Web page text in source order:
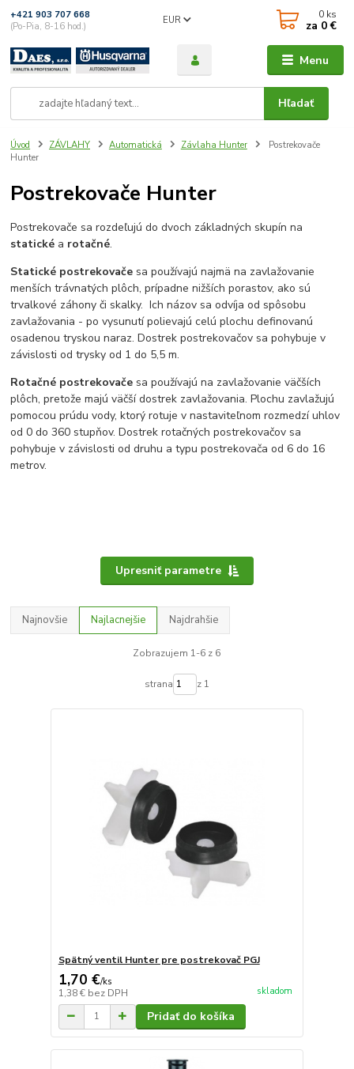
Menu
EUR
Hľadať
+421 903 707 668
(Po-Pia, 8-16 hod.)
0 ks
za 0 €
Úvod ZÁVLAHY Automatická Závlaha Hunter
Postrekovače
Hunter
Postrekovače Hunter
Postrekovače sa rozdeľujú do dvoch základných skupín na
statické a rotačné.
Statické postrekovače sa používajú najmä na zavlažovanie
menších trávnatých plôch, prípadne nižších porastov, ako sú
trvalkové záhony či skalky. Ich názov sa odvíja od spôsobu
zavlažovania - po vysunutí polievajú celú plochu definovanú
osadenou tryskou naraz. Dostrek postrekovačov sa pohybuje v
závislosti od trysky od 1 do 5,5 m.
Rotačné postrekovače sa používajú na zavlažovanie väčších
plôch, pretože majú väčší dostrek zavlažovania. Plochu zavlažujú
pomocou prúdu vody, ktorý rotuje v nastaviteľnom rozmedzí uhlov
od 0 do 360 stupňov. Dostrek rotačných postrekovačov sa
pohybuje v závislosti od druhu a typu postrekovača od 6 do 16
metrov.
Upresniť parametre
Najnovšie Najlacnejšie Najdrahšie
Zobrazujem 1-6 z 6
strana z 1
Spätný ventil Hunter pre postrekovač PGJ
1,70 €/ks
1,38 € bez DPH skladom
Pridať do košíka